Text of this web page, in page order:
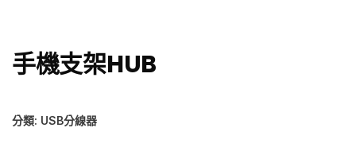
手機支架HUB
分類: USB分線器